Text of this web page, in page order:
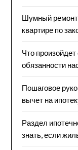
Шумный ремонт
квартире по
Что
обязанности
Пошаговое
вычет на
Раздел
знать, если